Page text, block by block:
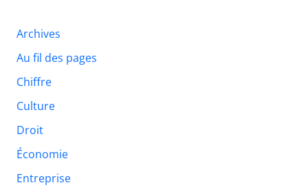
Archives
Au fil des pages
Chiffre
Culture
Droit
Économie
Entreprise